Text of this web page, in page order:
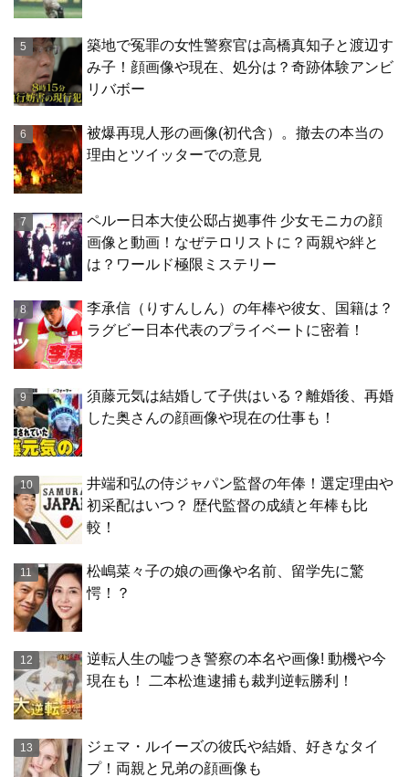
築地で冤罪の女性警察官は高橋真知子と渡辺す
み子！顔画像や現在、処分は？奇跡体験アンビ
リバボー
被爆再現人形の画像(初代含）。撤去の本当の
理由とツイッターでの意見
ペルー日本大使公邸占拠事件 少女モニカの顔
画像と動画！なぜテロリストに？両親や絆と
は？ワールド極限ミステリー
李承信（りすんしん）の年棒や彼女、国籍は？
ラグビー日本代表のプライベートに密着！
須藤元気は結婚して子供はいる？離婚後、再婚
した奥さんの顔画像や現在の仕事も！
井端和弘の侍ジャパン監督の年俸！選定理由や
初采配はいつ？ 歴代監督の成績と年棒も比
較！
松嶋菜々子の娘の画像や名前、留学先に驚
愕！？
逆転人生の嘘つき警察の本名や画像! 動機や今
現在も！ 二本松進逮捕も裁判逆転勝利！
ジェマ・ルイーズの彼氏や結婚、好きなタイ
プ！両親と兄弟の顔画像も